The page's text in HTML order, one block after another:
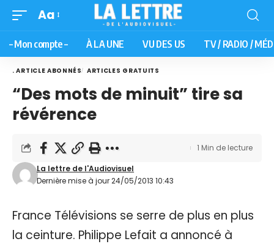
Aa
– Mon compte – À LA UNE VU DES US TV / RADIO /
. ARTICLE ABONNÉS ARTICLES GRATUITS
“Des mots de minuit” tire sa
révérence
Dernière mise à jour 24/05/2013 10:43
La lettre de l'Audiovisuel
1 Min de lecture
France Télévisions se serre de plus en plus
la ceinture. Philippe Lefait a annoncé à